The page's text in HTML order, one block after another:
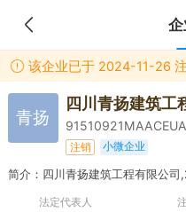
该企业已于 2024-11-26
青扬
四川青扬建筑工
注销 小微企业
法定代表人